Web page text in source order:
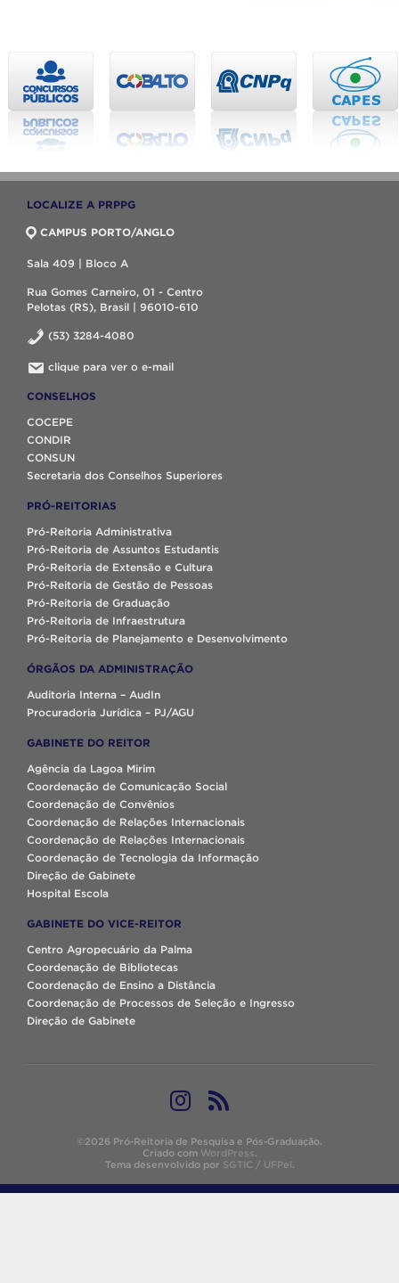
LOCALIZE A PRPPG
CAMPUS PORTO/ANGLO
Sala 409 | Bloco A
Rua Gomes Carneiro, 01 - Centro
Pelotas (RS), Brasil | 96010-610
(53) 3284-4080
clique para ver o e-mail
CONSELHOS
COCEPE
CONDIR
CONSUN
Secretaria dos Conselhos Superiores
PRÓ-REITORIAS
Pró-Reitoria Administrativa
Pró-Reitoria de Assuntos Estudantis
Pró-Reitoria de Extensão e Cultura
Pró-Reitoria de Gestão de Pessoas
Pró-Reitoria de Graduação
Pró-Reitoria de Infraestrutura
Pró-Reitoria de Planejamento e Desenvolvimento
ÓRGÃOS DA ADMINISTRAÇÃO
Auditoria Interna – AudIn
Procuradoria Jurídica – PJ/AGU
GABINETE DO REITOR
Agência da Lagoa Mirim
Coordenação de Comunicação Social
Coordenação de Convênios
Coordenação de Relações Internacionais
Coordenação de Relações Internacionais
Coordenação de Tecnologia da Informação
Direção de Gabinete
Hospital Escola
GABINETE DO VICE-REITOR
Centro Agropecuário da Palma
Coordenação de Bibliotecas
Coordenação de Ensino a Distância
Coordenação de Processos de Seleção e Ingresso
Direção de Gabinete
©2026 Pró-Reitoria de Pesquisa e Pós-Graduação.
Criado com WordPress.
Tema desenvolvido por SGTIC / UFPel.